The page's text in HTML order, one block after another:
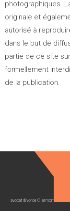
photographiques.
originale et
autorisé à
dans le but de
partie de ce site
formellement
de la publication.
avocat divorce Clermont, avocat